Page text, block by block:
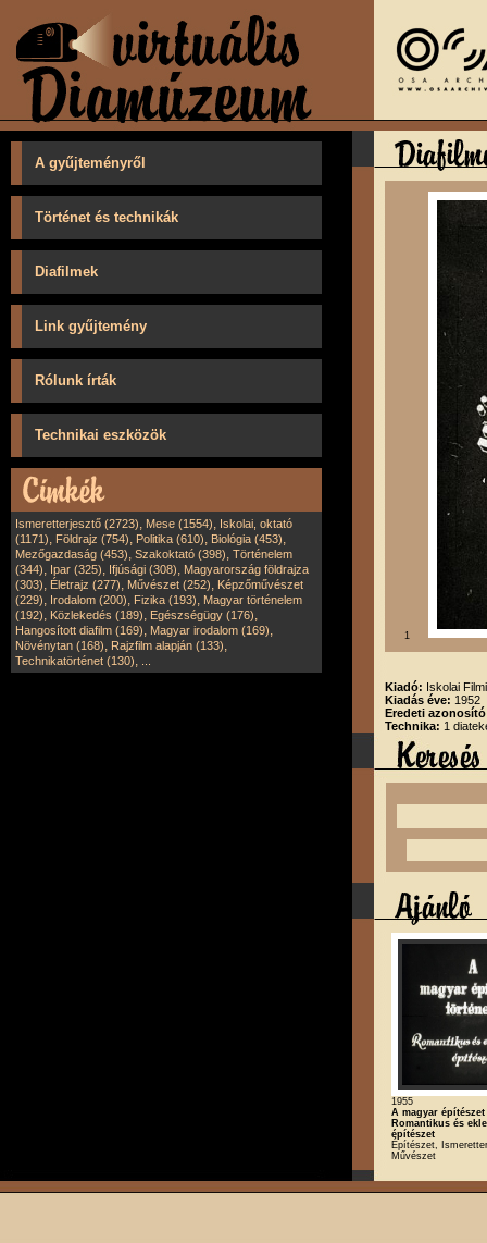
A gyűjteményről
Történet és technikák
Diafilmek
Link gyűjtemény
Rólunk írták
Technikai eszközök
Ismeretterjesztő (2723), Mese (1554), Iskolai, oktató
(1171), Földrajz (754), Politika (610), Biológia (453),
Mezőgazdaság (453), Szakoktató (398), Történelem
(344), Ipar (325), Ifjúsági (308), Magyarország földrajza
(303), Életrajz (277), Művészet (252), Képzőművészet
(229), Irodalom (200), Fizika (193), Magyar történelem
(192), Közlekedés (189), Egészségügy (176),
Hangosított diafilm (169), Magyar irodalom (169),
Növénytan (168), Rajzfilm alapján (133),
Technikatörténet (130),
1
Kiadó: Iskolai
Kiadás éve: 1952
Eredeti
Technika: 1
1955
A magyar
Romantikus és
építészet
Építészet,
Művészet